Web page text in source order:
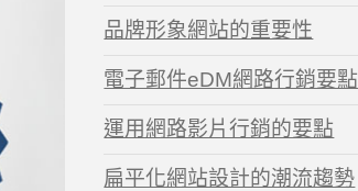
品牌形象網站的重要性
電子郵件eDM網路行銷要點
運用網路影片行銷的要點
扁平化網站設計的潮流趨勢